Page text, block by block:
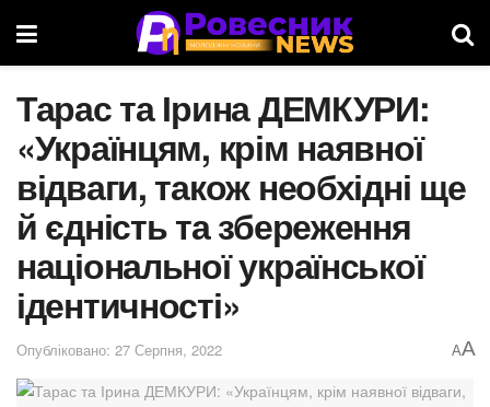
Тарас та Ірина ДЕМКУРИ:
«Українцям, крім наявної
відваги, також необхідні ще
й єдність та збереження
національної української
ідентичності»
Опубліковано: 27 Серпня, 2022 AA